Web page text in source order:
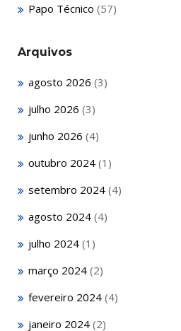
Papo Técnico (57)
Arquivos
agosto 2026 (3)
julho 2026 (3)
junho 2026 (4)
outubro 2024 (1)
setembro 2024 (4)
agosto 2024 (4)
julho 2024 (1)
março 2024 (2)
fevereiro 2024 (4)
janeiro 2024 (2)